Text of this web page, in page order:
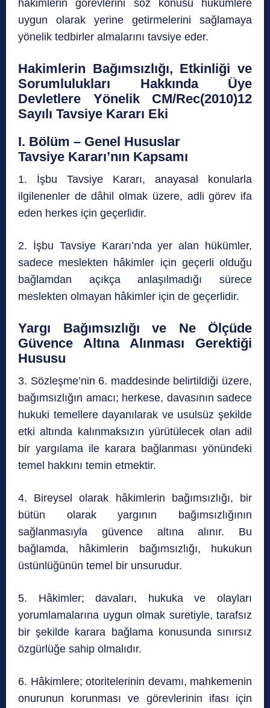
hâkimlerin görevlerini söz konusu hükümlere
uygun olarak yerine getirmelerini sağlamaya
yönelik tedbirler almalarını tavsiye eder.
Hakimlerin Bağımsızlığı, Etkinliği ve
Sorumlulukları Hakkında Üye
Devletlere Yönelik CM/Rec(2010)12
Sayılı Tavsiye Kararı Eki
I. Bölüm – Genel Hususlar
Tavsiye Kararı’nın Kapsamı
1. İşbu Tavsiye Kararı, anayasal konularla
ilgilenenler de dâhil olmak üzere, adli görev ifa
eden herkes için geçerlidir.
2. İşbu Tavsiye Kararı’nda yer alan hükümler,
sadece meslekten hâkimler için geçerli olduğu
bağlamdan açıkça anlaşılmadığı sürece
meslekten olmayan hâkimler için de geçerlidir.
Yargı Bağımsızlığı ve Ne Ölçüde
Güvence Altına Alınması Gerektiği
Hususu
3. Sözleşme’nin 6. maddesinde belirtildiği üzere,
bağımsızlığın amacı; herkese, davasının sadece
hukuki temellere dayanılarak ve usulsüz şekilde
etki altında kalınmaksızın yürütülecek olan adil
bir yargılama ile karara bağlanması yönündeki
temel hakkını temin etmektir.
4. Bireysel olarak hâkimlerin bağımsızlığı, bir
bütün olarak yargının bağımsızlığının
sağlanmasıyla güvence altına alınır. Bu
bağlamda, hâkimlerin bağımsızlığı, hukukun
üstünlüğünün temel bir unsurudur.
5. Hâkimler; davaları, hukuka ve olayları
yorumlamalarına uygun olmak suretiyle, tarafsız
bir şekilde karara bağlama konusunda sınırsız
özgürlüğe sahip olmalıdır.
6. Hâkimlere; otoritelerinin devamı, mahkemenin
onurunun korunması ve görevlerinin ifası için